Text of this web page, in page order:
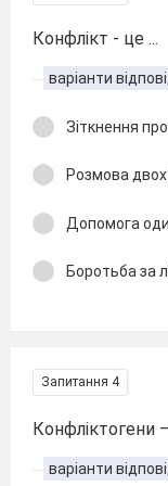
Конфлікт - це ...
варіанти
Зіткнення
Розмова
Допомога
Боротьба за
Запитання 4
Конфліктогени
варіанти